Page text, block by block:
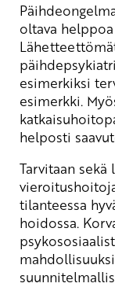
oltava
esimerkiksi
esimerkki.
helposti
Tarvitaan
tilanteessa
hoidossa.